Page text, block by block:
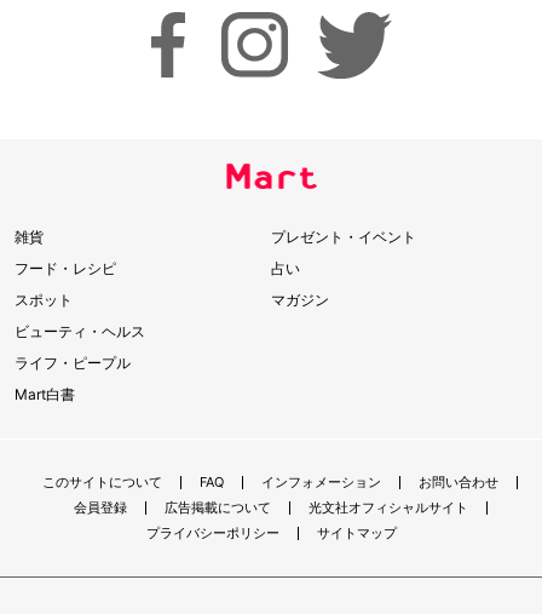
雑貨
フード・レシピ
スポット
ビューティ・ヘルス
ライフ・ピープル
Mart白書
プレゼント・イベント
占い
マガジン
このサイトについて FAQ インフォメーション
お問い合わせ
会員登録
広告掲載について
光文社オフィシャルサイト
プライバシーポリシー
サイトマップ